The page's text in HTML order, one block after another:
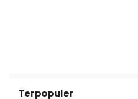
Terpopuler